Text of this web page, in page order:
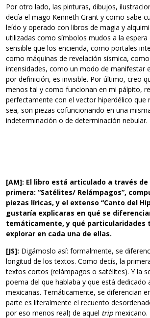
Por otro lado, las pinturas, dibujos,
decía el mago Kenneth Grant y como sabe
leído y operado con libros de magia y
utilizadas como símbolos mudos a la espera
sensible que los encienda, como portales
como máquinas de revelación sísmica,
intensidades, como un modo de manifestar
por definición, es invisible. Por último, creo
menos tal y como funcionan en mi pálpito,
perfectamente con el vector hiperdélico que
sea, son piezas cofuncionando en una
indeterminación o de determinación nebular.
[AM]: El libro está articulado a través de
primera: “Satélites/ Relámpagos”,
piezas líricas, y el extenso “Canto del
gustaría explicaras en qué se
temáticamente, y qué particularidades
explorar en cada una de ellas.
[JS]: Digámoslo así: formalmente, se
longitud de los textos. Como decís, la
textos cortos (relámpagos o satélites). Y la
poema del que hablaba y que está dedicado
mexicanas. Temáticamente, se diferencian
parte es literalmente el recuento
por eso menos real) de aquel trip